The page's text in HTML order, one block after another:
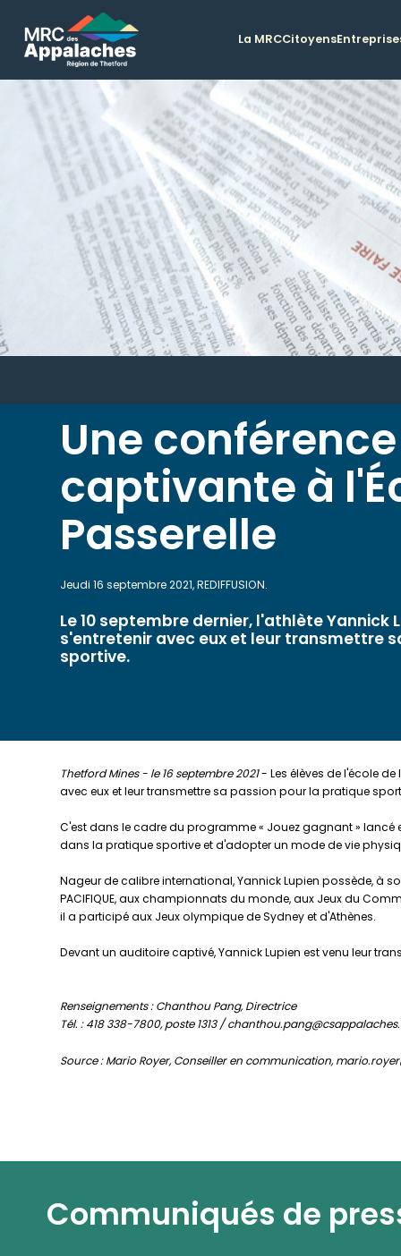
La MRCCitoyens
Une conférence
captivante à
Passerelle
Jeudi 16 septembre 2021, REDIFFUSION.
Le 10 septembre dernier, l'athlète
s'entretenir avec eux et leur transmettre
sportive.
Thetford Mines - le 16 septembre 2021- Les élèves de l'école
avec eux et leur transmettre sa passion pour la pratique
C'est dans le cadre du programme « Jouez gagnant » lancé
dans la pratique sportive et d'adopter un mode de vie
Nageur de calibre international, Yannick Lupien possède, à
PACIFIQUE, aux championnats du monde, aux Jeux du
il a participé aux Jeux olympique de Sydney et d'Athènes.
Devant un auditoire captivé, Yannick Lupien est venu leur
Renseignements : Chanthou Pang, Directrice
Tél. : 418 338-7800, poste 1313 /
Source : Mario Royer, Conseiller en communication,
Communiqués de